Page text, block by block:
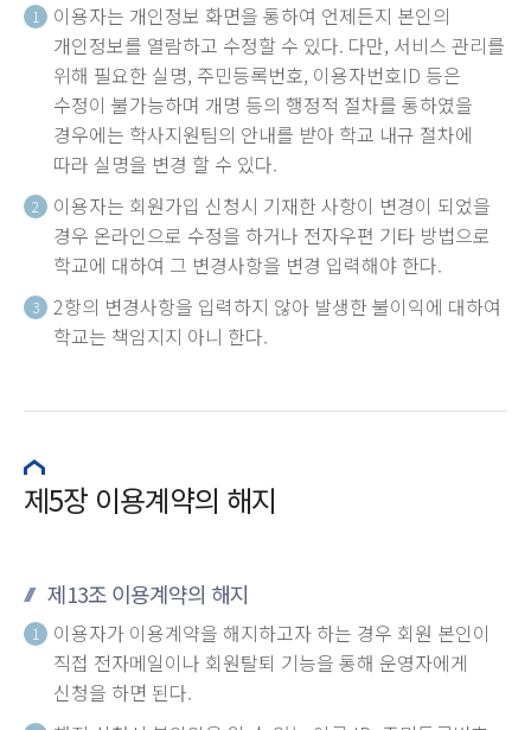
1
이용자는 개인정보 화면을 통하여 언제든지 본인의
개인정보를 열람하고 수정할 수 있다. 다만, 서비스 관리를
위해 필요한 실명, 주민등록번호, 이용자번호ID 등은
수정이 불가능하며 개명 등의 행정적 절차를 통하였을
경우에는 학사지원팀의 안내를 받아 학교 내규 절차에
따라 실명을 변경 할 수 있다.
2
이용자는 회원가입 신청시 기재한 사항이 변경이 되었을
경우 온라인으로 수정을 하거나 전자우편 기타 방법으로
학교에 대하여 그 변경사항을 변경 입력해야 한다.
3
2항의 변경사항을 입력하지 않아 발생한 불이익에 대하여
학교는 책임지지 아니 한다.
제5장 이용계약의 해지
제13조 이용계약의 해지
1
이용자가 이용계약을 해지하고자 하는 경우 회원 본인이
직접 전자메일이나 회원탈퇴 기능을 통해 운영자에게
신청을 하면 된다.